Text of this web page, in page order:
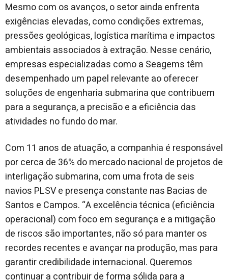
Mesmo com os avanços, o setor ainda enfrenta
exigências elevadas, como condições extremas,
pressões geológicas, logística marítima e impactos
ambientais associados à extração. Nesse cenário,
empresas especializadas como a Seagems têm
desempenhado um papel relevante ao oferecer
soluções de engenharia submarina que contribuem
para a segurança, a precisão e a eficiência das
atividades no fundo do mar.
Com 11 anos de atuação, a companhia é responsável
por cerca de 36% do mercado nacional de projetos de
interligação submarina, com uma frota de seis
navios PLSV e presença constante nas Bacias de
Santos e Campos. “A excelência técnica (eficiência
operacional) com foco em segurança e a mitigação
de riscos são importantes, não só para manter os
recordes recentes e avançar na produção, mas para
garantir credibilidade internacional. Queremos
continuar a contribuir de forma sólida para a